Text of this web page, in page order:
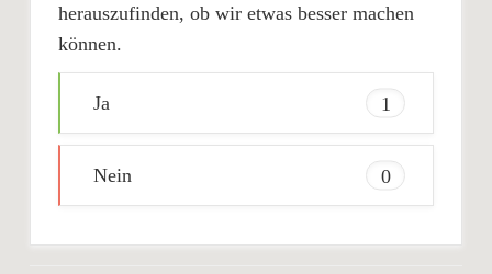
herauszufinden, ob wir etwas besser machen
können.
Ja 1
Nein 0